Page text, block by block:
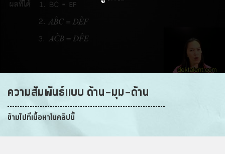
ความสัมพันธ์แบบ ด้าน-มุม-ด้าน
ข้ามไปที่เนื้อหาในคลิปนี้